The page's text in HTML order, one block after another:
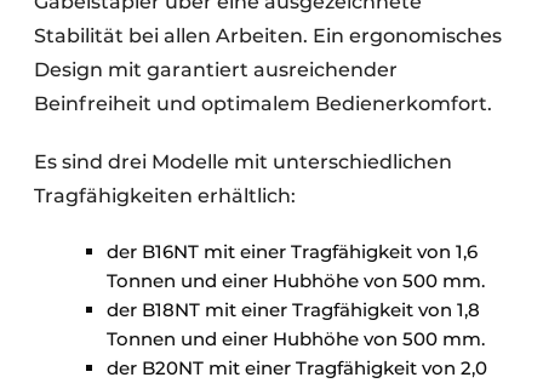
Stabilität bei allen Arbeiten. Ein ergonomisches
Design mit garantiert ausreichender
Beinfreiheit und optimalem Bedienerkomfort.
Es sind drei Modelle mit unterschiedlichen
Tragfähigkeiten erhältlich:
der B16NT mit einer Tragfähigkeit von 1,6
Tonnen und einer Hubhöhe von 500 mm.
der B18NT mit einer Tragfähigkeit von 1,8
Tonnen und einer Hubhöhe von 500 mm.
der B20NT mit einer Tragfähigkeit von 2,0